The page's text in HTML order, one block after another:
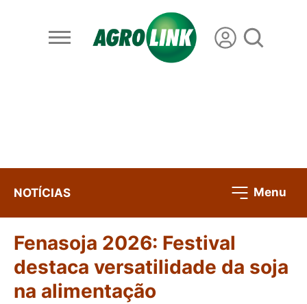
NOTÍCIAS Menu
Fenasoja 2026: Festival
destaca versatilidade da soja
na alimentação